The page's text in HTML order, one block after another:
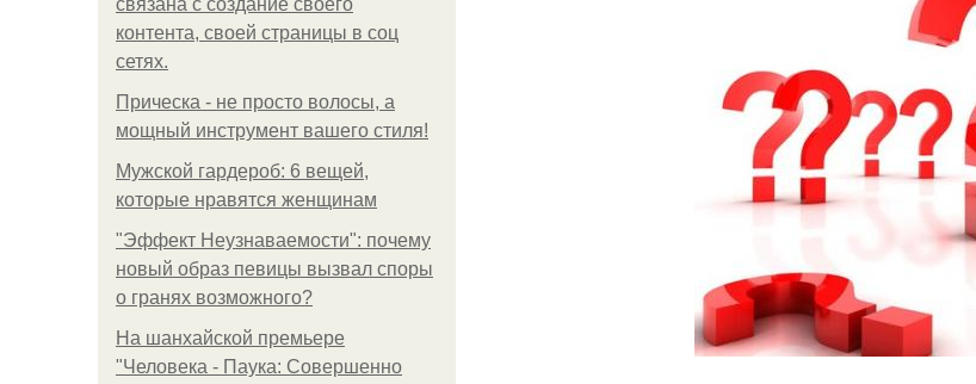
связана с создание своего
контента, своей страницы в соц
сетях.
Прическа - не просто волосы, а
мощный инструмент вашего стиля!
Мужской гардероб: 6 вещей,
которые нравятся женщинам
"Эффект Неузнаваемости": почему
новый образ певицы вызвал споры
о гранях возможного?
На шанхайской премьере
"Человека - Паука: Совершенно